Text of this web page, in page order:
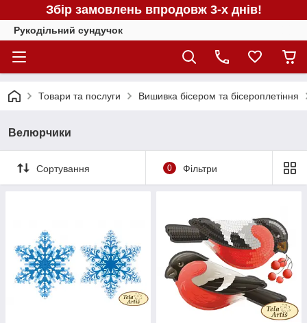
Збір замовлень впродовж 3-х днів!
Рукодільний сундучок
Товари та послуги Вишивка бісером та бісероплетіння
Велюрчики
Сортування 0 Фільтри